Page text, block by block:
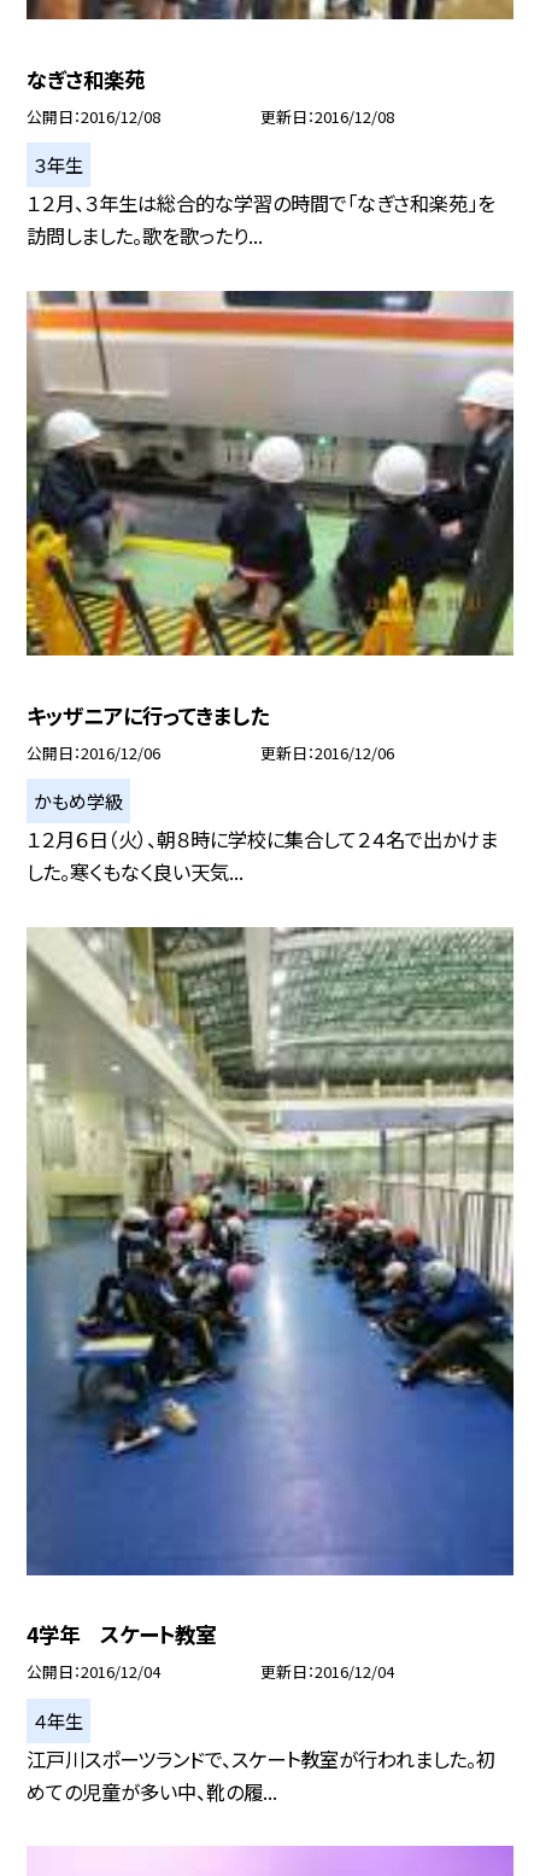
なぎさ和楽苑
公開日 2016/12/08 更新日 2016/12/08
３年生
１２月、３年生は総合的な学習の時間で「なぎさ和楽苑」を
訪問しました。歌を歌ったり...
キッザニアに行ってきました
公開日 2016/12/06 更新日 2016/12/06
かもめ学級
１２月６日（火）、朝８時に学校に集合して２４名で出かけま
した。寒くもなく良い天気...
4学年 スケート教室
公開日 2016/12/04 更新日 2016/12/04
４年生
江戸川スポーツランドで、スケート教室が行われました。初
めての児童が多い中、靴の履...